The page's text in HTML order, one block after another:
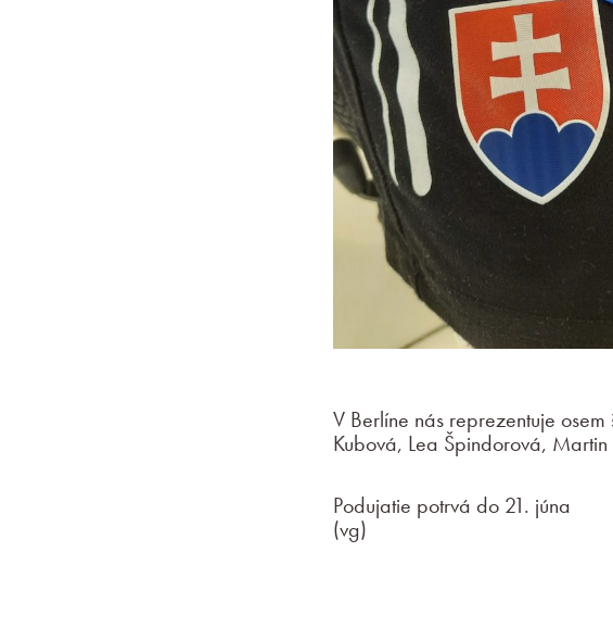
V Berlíne nás reprezentuje
Kubová, Lea Špindorová,
Podujatie potrvá do 21. júna
(vg)